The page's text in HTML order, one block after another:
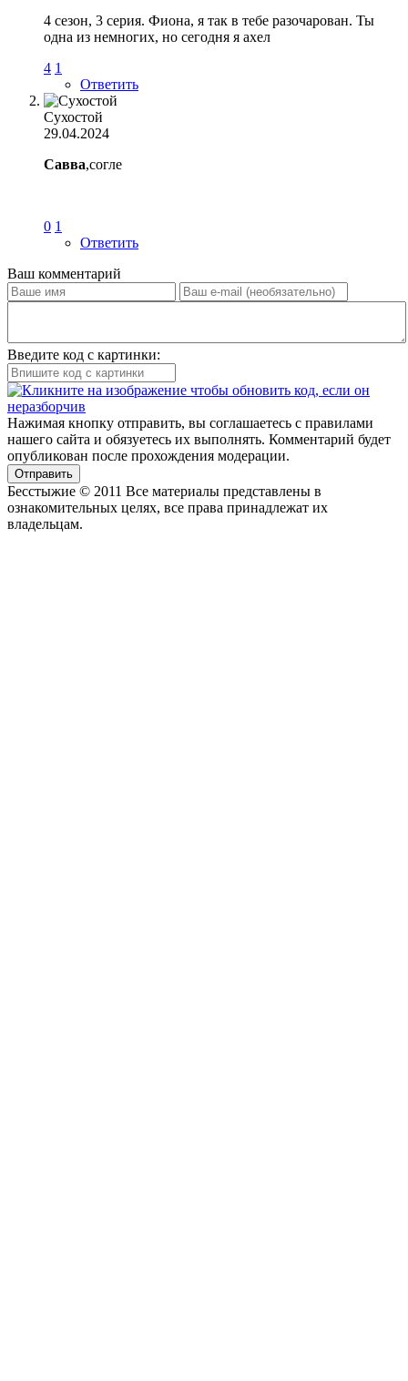
4 сезон, 3 серия. Фиона, я так в тебе разочарован. Ты
одна из немногих, но сегодня я ахел
4 1
Ответить
Сухостой
29.04.2024
Савва,согле
0 1
Ответить
Ваш комментарий
Введите код с картинки:
Нажимая кнопку отправить, вы соглашаетесь с правилами
нашего сайта и обязуетесь их выполнять. Комментарий будет
опубликован после прохождения модерации.
Отправить
Бесстыжие © 2011 Все материалы представлены в
ознакомительных целях, все права принадлежат их
владельцам.